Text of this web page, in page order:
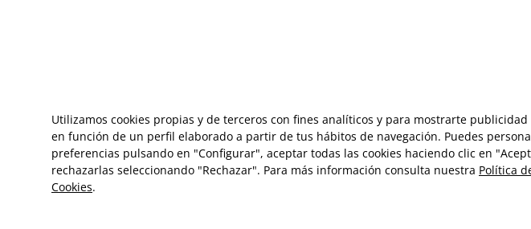
Utilizamos cookies propias y de terceros con fines analíticos y para mostrarte
en función de un perfil elaborado a partir de tus hábitos de navegación. Puedes
preferencias pulsando en "Configurar", aceptar todas las cookies haciendo clic en
rechazarlas seleccionando "Rechazar". Para más información consulta nuestra Política
Cookies.